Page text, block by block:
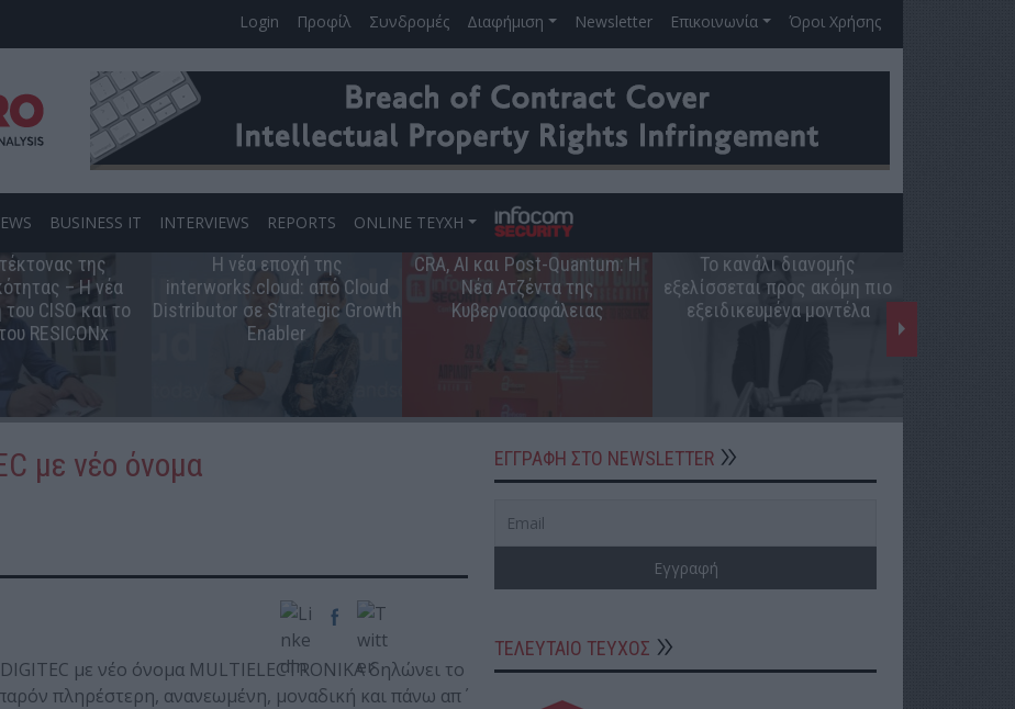
Login Προφίλ Συνδρομές Διαφήμιση Newsletter Επικοινωνία Όροι Χρήσης
BUSINESS IT INTERVIEWS REPORTS ONLINE ΤΕΥΧΗ
της
– Η νέα
CISO και το
RESICONx
Η νέα εποχή της
interworks.cloud: από Cloud
Distributor σε Strategic Growth
Enabler
CRA, AI και Post-Quantum: Η
Νέα Ατζέντα της
Κυβερνοασφάλειας
Το κανάλι διανομής
εξελίσσεται προς ακόμη πιο
εξειδικευμένα μοντέλα
με νέο όνομα
με νέο όνομα MULTIELECTRONIKA δηλώνει το
πληρέστερη, ανανεωμένη, μοναδική και πάνω απ΄
ΕΓΓΡΑΦΗ ΣΤΟ NEWSLETTER
ΤΕΛΕΥΤΑΙΟ ΤΕΥΧΟΣ